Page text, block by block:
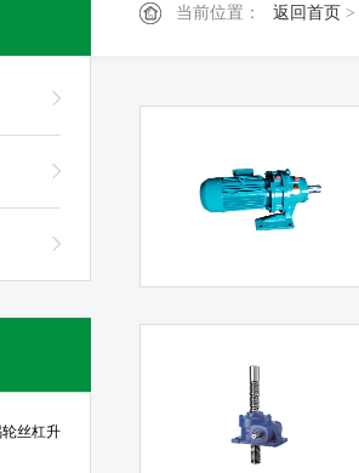
当前位置： 返回首页 >
丝杠升